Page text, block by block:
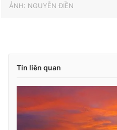
ẢNH: NGUYỄN ĐIỀN
Tin liên quan